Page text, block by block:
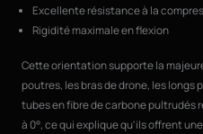
Excellente résistance à la
Rigidité maximale en flexion
Cette orientation supporte la
poutres, les bras de drone, les
tubes en fibre de carbone pultrudés
à 0°, ce qui explique qu'ils offrent